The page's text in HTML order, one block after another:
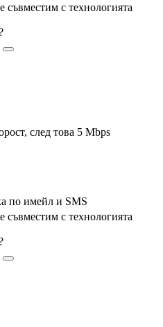
с технологията
след това 5 Mbps
по имейл и SMS
съвместим с технологията